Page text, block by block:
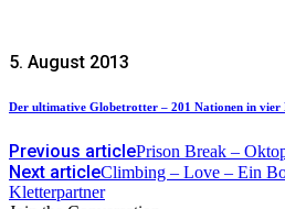
5. August 2013
Der ultimative Globetrotter – 201 Nationen in vier
Previous articlePrison Break –
Next articleClimbing – Love – Ein
Kletterpartner